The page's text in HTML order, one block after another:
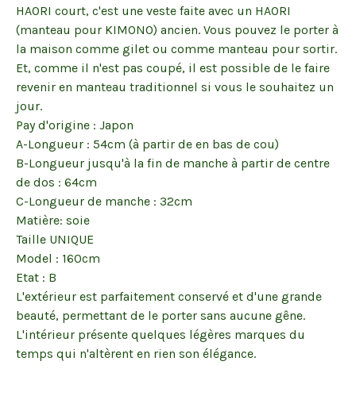
HAORI court, c'est une veste faite avec un HAORI
(manteau pour KIMONO) ancien. Vous pouvez le porter à
la maison comme gilet ou comme manteau pour sortir.
Et, comme il n'est pas coupé, il est possible de le faire
revenir en manteau traditionnel si vous le souhaitez un
jour.
Pay d'origine : Japon
A-Longueur : 54cm (à partir de en bas de cou)
B-Longueur jusqu'à la fin de manche à partir de centre
de dos : 64cm
C-Longueur de manche : 32cm
Matière: soie
Taille UNIQUE
Model : 160cm
Etat : B
L'extérieur est parfaitement conservé et d'une grande
beauté, permettant de le porter sans aucune gêne.
L'intérieur présente quelques légères marques du
temps qui n'altèrent en rien son élégance.